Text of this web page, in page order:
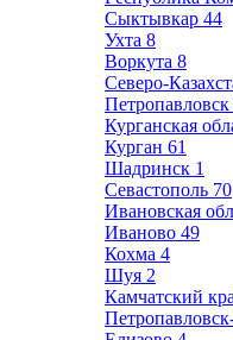
Сыктывкар 44
Ухта 8
Воркута 8
Северо-
Петропавловск
Курганская
Курган 61
Шадринск 1
Севастополь 70
Ивановская
Иваново 49
Кохма 4
Шуя 2
Камчатский